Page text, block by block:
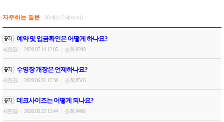
자주하는 질문 30개(1/2페이지)
예약 및 입금확인은 어떻게 하나요?
서한길 2020.07.14 12:05 조회 9208
수영장 개장은 언제하나요?
서한길 2020.06.01 12:30 조회 8516
데크사이즈는 어떻게 되나요?
서한길 2020.05.22 12:44 조회 9466